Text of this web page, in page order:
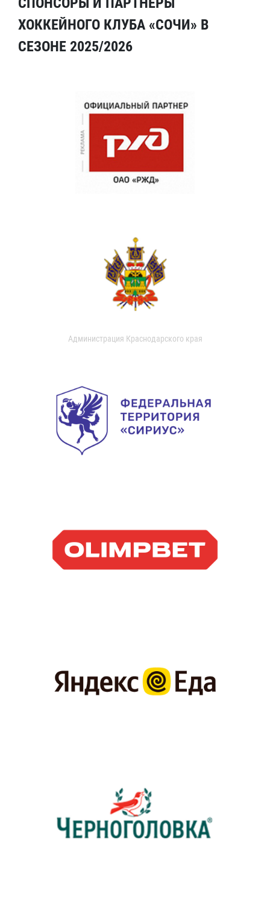
ХОККЕЙНОГО КЛУБА «СОЧИ» В
СЕЗОНЕ 2025/2026
Администрация Краснодарского края